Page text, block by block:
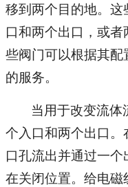
移到两个目的地。这
口和两个出口，或
些阀门可以根据其
的服务。
当用于改变流体
个入口和两个出口。
口孔流出并通过一
在关闭位置。给电